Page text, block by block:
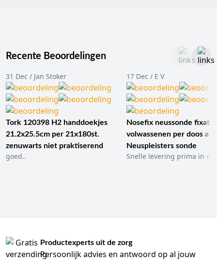
Recente Beoordelingen
31 Dec / Jan Stoker
Tork 120398 H2 handdoekjes
21.2x25.5cm per 21x180st.
zenuwarts niet praktiserend
goed..
17 Dec / E V
Nosefix neussonde
volwassenen per doos a
Neuspleisters sonde
Snelle levering prima in
Productexperts uit de zorg
Persoonlijk advies en antwoord op al jouw